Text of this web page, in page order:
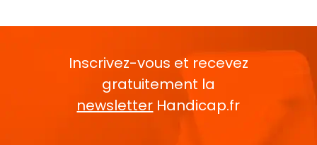
Inscrivez-vous et recevez
gratuitement la
newsletter Handicap.fr